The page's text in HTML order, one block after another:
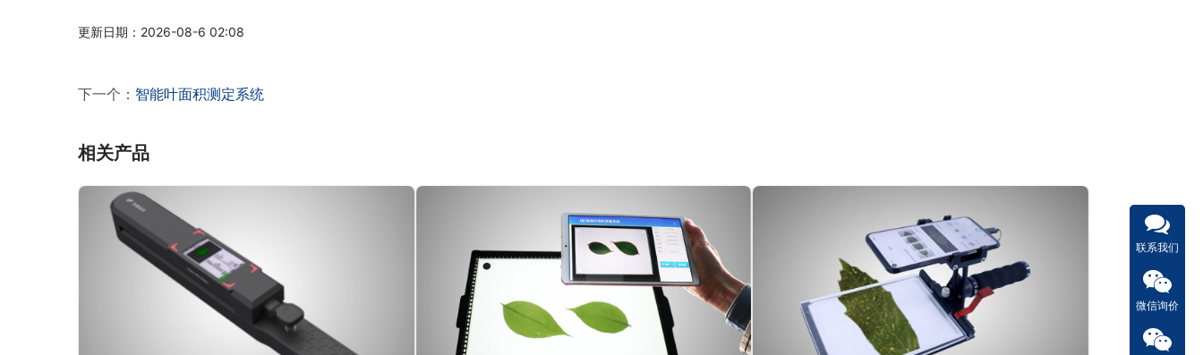
更新日期：2026-08-6 02:08
下一个： 智能叶面积测定系统
相关产品
联系我们
微信询价